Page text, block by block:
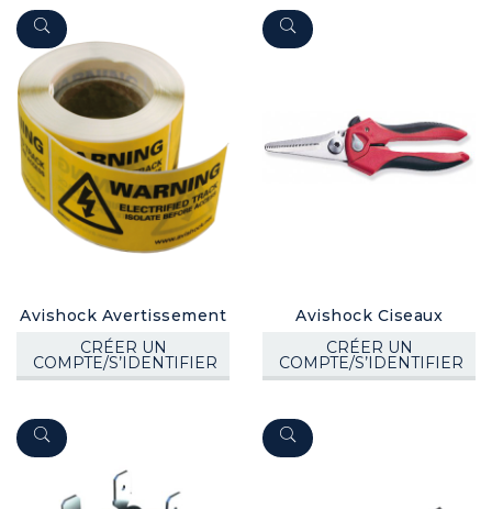
Avishock Avertissement
CRÉER UN
COMPTE/S’IDENTIFIER
Avishock Ciseaux
CRÉER UN
COMPTE/S’IDENTIFIER